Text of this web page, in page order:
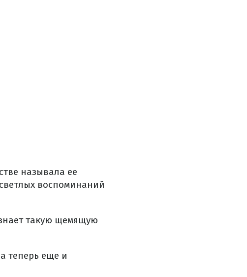
называла ее
воспоминаний
такую щемящую
теперь еще и